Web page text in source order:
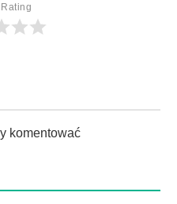
komentować